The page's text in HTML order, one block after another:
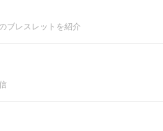
ブレスレットを紹介